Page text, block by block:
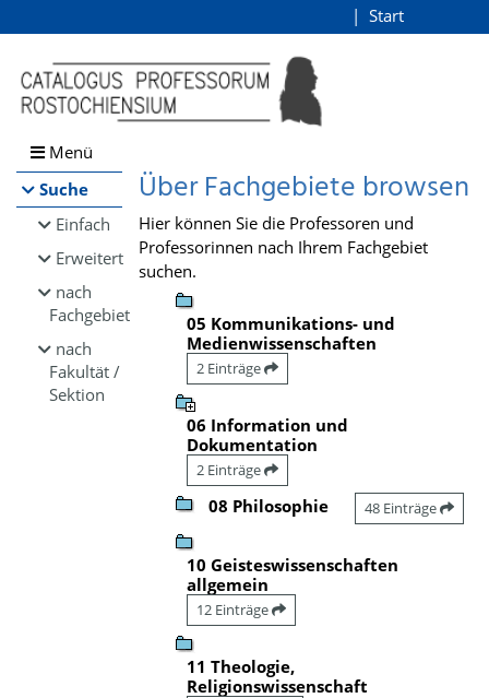
Browsen
direkt zum Inhalt
Start
Menü
Suche
Einfach
Erweitert
nach
Fachgebiet
nach
Fakultät /
Sektion
Über Fachgebiete browsen
Hier können Sie die Professoren und
Professorinnen nach Ihrem Fachgebiet
suchen.
05 Kommunikations- und
Medienwissenschaften
2 Einträge
06 Information und
Dokumentation
2 Einträge
08 Philosophie 48 Einträge
10 Geisteswissenschaften
allgemein
12 Einträge
11 Theologie,
Religionswissenschaft